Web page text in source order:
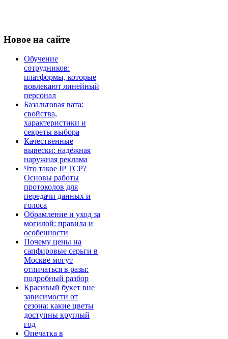
Новое на сайте
Обучение
сотрудников:
платформы, которые
вовлекают линейный
персонал
Базальтовая вата:
свойства,
характеристики и
секреты выбора
Качественные
вывески: надёжная
наружная реклама
Что такое IP TCP?
Основы работы
протоколов для
передачи данных и
голоса
Обрамление и уход за
могилой: правила и
особенности
Почему цены на
сапфировые серьги в
Москве могут
отличаться в разы:
подробный разбор
Красивый букет вне
зависимости от
сезона: какие цветы
доступны круглый
год
Опечатка в